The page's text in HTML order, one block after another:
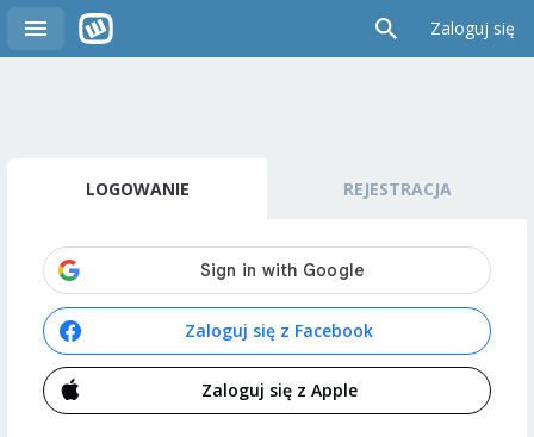
Zaloguj się
LOGOWANIE REJESTRACJA
Zaloguj się z Facebook
Zaloguj się z Apple